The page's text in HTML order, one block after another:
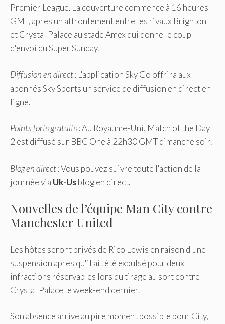
Premier League. La couverture commence à 16 heures
GMT, après un affrontement entre les rivaux Brighton
et Crystal Palace au stade Amex qui donne le coup
d'envoi du Super Sunday.
Diffusion en direct : L'application Sky Go offrira aux
abonnés Sky Sports un service de diffusion en direct en
ligne.
Points forts gratuits :Au Royaume-Uni, Match of the Day
2 est diffusé sur BBC One à 22h30 GMT dimanche soir.
Blog en direct :Vous pouvez suivre toute l'action de la
journée via Uk-Usblog en direct.
Nouvelles de l’équipe Man City contre
Manchester United
Les hôtes seront privés de Rico Lewis en raison d'une
suspension après qu'il ait été expulsé pour deux
infractions réservables lors du tirage au sort contre
Crystal Palace le week-end dernier.
Son absence arrive au pire moment possible pour City,